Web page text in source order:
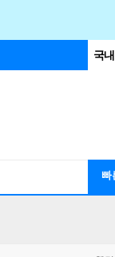
국
빠